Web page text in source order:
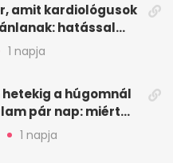
amit kardiológusok
hatással
1 napja
hetekig a húgomnál
pár nap: miért
1 napja